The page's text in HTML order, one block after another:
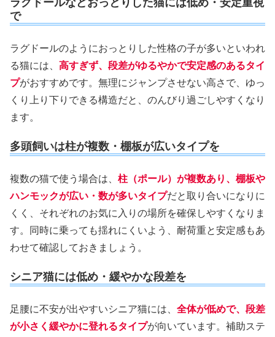
ラグドールなどおっとりした猫には低め・安定重視
で
ラグドールのようにおっとりした性格の子が多いといわれ
る猫には、 高すぎず、段差がゆるやかで安定感のあるタイ
プがおすすめです。無理にジャンプさせない高さで、ゆっ
くり上り下りできる構造だと、のんびり過ごしやすくなり
ます。
多頭飼いは柱が複数・棚板が広いタイプを
複数の猫で使う場合は、 柱（ポール）が複数あり、棚板や
ハンモックが広い・数が多いタイプだと取り合いになりに
くく、それぞれのお気に入りの場所を確保しやすくなりま
す。同時に乗っても揺れにくいよう、耐荷重と安定感もあ
わせて確認しておきましょう。
シニア猫には低め・緩やかな段差を
足腰に不安が出やすいシニア猫には、 全体が低めで、段差
が小さく緩やかに登れるタイプが向いています。補助ステ